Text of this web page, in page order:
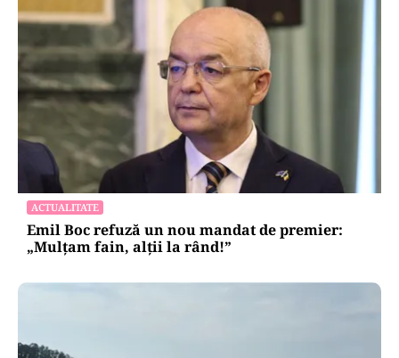
ACTUALITATE
Emil Boc refuză un nou mandat de premier:
„Mulțam fain, alții la rând!”